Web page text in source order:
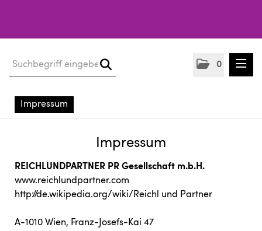
0
aktuelle aussendungen
Impressum
Impressum
REICHLUNDPARTNER PR Gesellschaft m.b.H.
www.reichlundpartner.com
http://de.wikipedia.org/wiki/Reichl und Partner
A-1010 Wien, Franz-Josefs-Kai 47